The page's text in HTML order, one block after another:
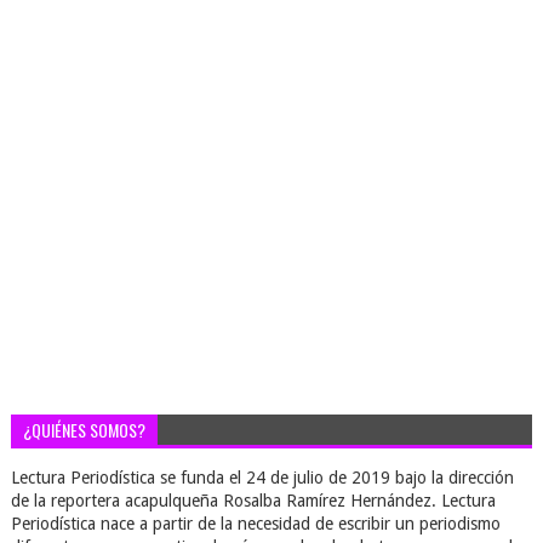
¿QUIÉNES SOMOS?
Lectura Periodística se funda el 24 de julio de 2019 bajo la dirección
de la reportera acapulqueña Rosalba Ramírez Hernández. Lectura
Periodística nace a partir de la necesidad de escribir un periodismo